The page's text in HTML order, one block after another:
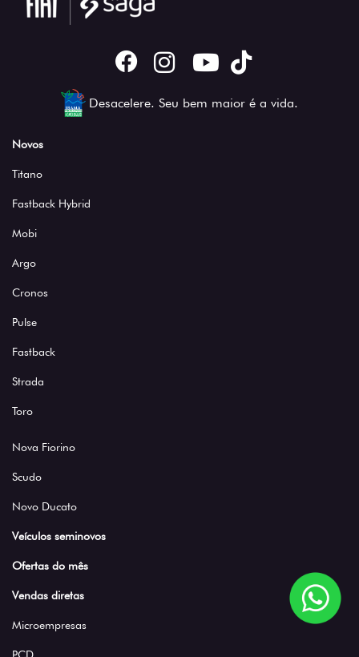
Desacelere. Seu bem maior é a vida.
Novos
Titano
Fastback Hybrid
Mobi
Argo
Cronos
Pulse
Fastback
Strada
Toro
Nova Fiorino
Scudo
Novo Ducato
Veículos seminovos
Ofertas do mês
Vendas diretas
Microempresas